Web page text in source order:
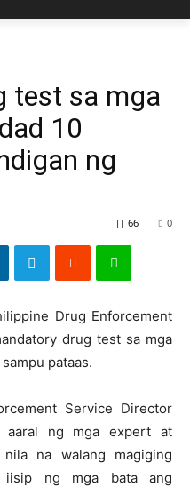
test sa mga
10
ng
0
66
Drug Enforcement
drug test sa mga
pataas.
Service Director
aaral ng mga expert at
na walang magiging
iisip ng mga bata ang